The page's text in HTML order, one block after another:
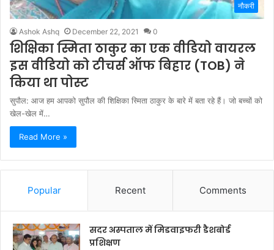
नौकरी
Ashok Ashq December 22, 2021 0
शिक्षिका स्मिता ठाकुर का एक वीडियो वायरल
इस वीडियो को टीचर्स ऑफ बिहार (TOB) ने
किया था पोस्‍ट
सुपौल: आज हम आपको सुपौल की शिक्षिका स्मिता ठाकुर के बारे में बता रहे हैं। जो बच्‍चों को
खेल-खेल में…
Read More »
Popular Recent Comments
सदर अस्पताल में मिडवाइफरी डैशबोर्ड
प्रशिक्षण